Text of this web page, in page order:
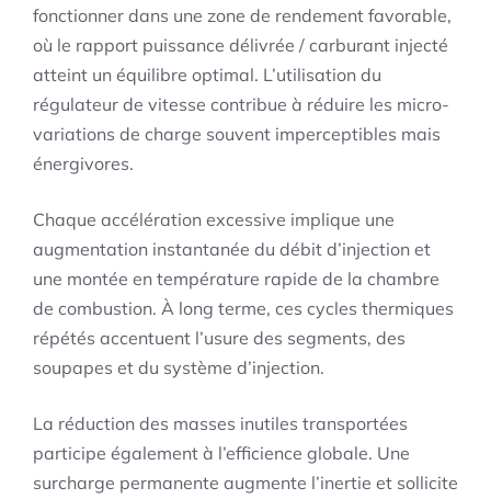
fonctionner dans une zone de rendement favorable,
où le rapport puissance délivrée / carburant injecté
atteint un équilibre optimal. L’utilisation du
régulateur de vitesse contribue à réduire les micro-
variations de charge souvent imperceptibles mais
énergivores.
Chaque accélération excessive implique une
augmentation instantanée du débit d’injection et
une montée en température rapide de la chambre
de combustion. À long terme, ces cycles thermiques
répétés accentuent l’usure des segments, des
soupapes et du système d’injection.
La réduction des masses inutiles transportées
participe également à l’efficience globale. Une
surcharge permanente augmente l’inertie et sollicite